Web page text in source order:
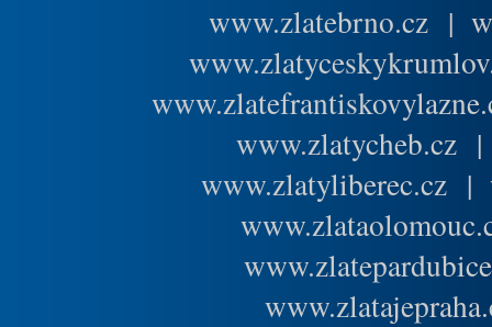
www.zlatebrno.cz |
www.zlatycheb.cz
www.zlatyliberec.cz |